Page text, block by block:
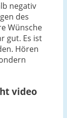
negativ
des
Wünsche
gut. Es ist
Hören
video